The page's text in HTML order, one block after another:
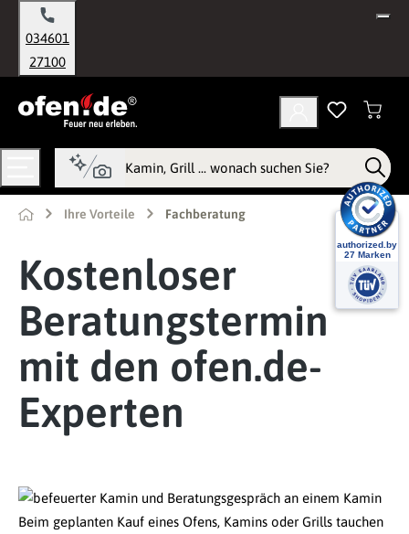
springen
034601
27100
Ihre Vorteile Fachberatung
Kostenloser
Beratungstermin
mit den ofen.de-
Experten
Beim geplanten Kauf eines Ofens, Kamins oder Grills tauchen